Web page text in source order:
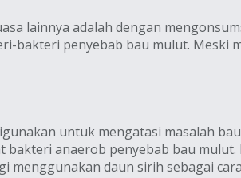
lainnya adalah dengan
bakteri penyebab bau mulut.
untuk mengatasi masalah
bakteri anaerob penyebab bau
menggunakan daun sirih sebagai